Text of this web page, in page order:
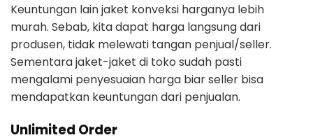
Keuntungan lain jaket konveksi harganya lebih
murah. Sebab, kita dapat harga langsung dari
produsen, tidak melewati tangan penjual/seller.
Sementara jaket-jaket di toko sudah pasti
mengalami penyesuaian harga biar seller bisa
mendapatkan keuntungan dari penjualan.
Unlimited Order